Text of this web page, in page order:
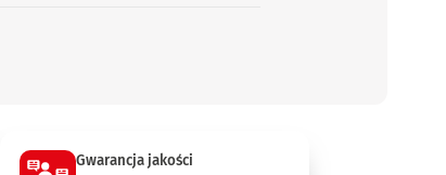
Gwarancja jakości